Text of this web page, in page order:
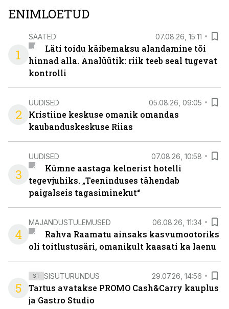
ENIMLOETUD
1
SAATED 07.08.26, 15:11
Läti toidu käibemaksu alandamine tõi
hinnad alla. Analüütik: riik teeb seal tugevat
kontrolli
2
UUDISED 05.08.26, 09:05
Kristiine keskuse omanik omandas
kaubanduskeskuse Riias
3
UUDISED 07.08.26, 10:58
Kümne aastaga kelnerist hotelli
tegevjuhiks. „Teeninduses tähendab
paigalseis tagasiminekut“
4
MAJANDUSTULEMUSED 06.08.26, 11:34
Rahva Raamatu ainsaks kasvumootoriks
oli toitlustusäri, omanikult kaasati ka laenu
5
ST SISUTURUNDUS 29.07.26, 14:56
Tartus avatakse PROMO Cash&Carry kauplus
ja Gastro Studio